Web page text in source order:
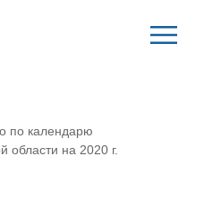
по календарю
области на 2020 г.